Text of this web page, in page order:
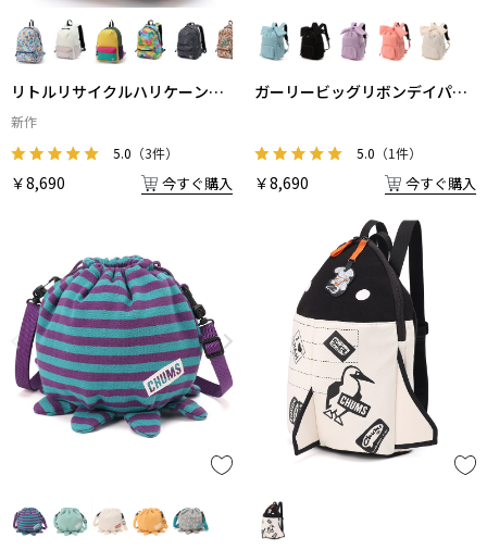
リトルリサイクルハリケーンデ
イパック
新作
5.0 （3件）
￥8,690 今すぐ購入
ガーリービッグリボンデイパッ
5.0 （1件）
￥8,690 今すぐ購入